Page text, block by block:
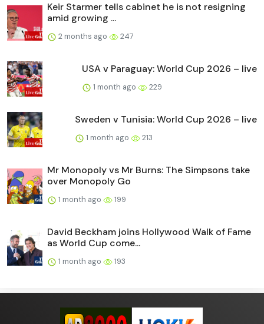
Keir Starmer tells cabinet he is not resigning
amid growing ...
2 months ago 247
USA v Paraguay: World Cup 2026 – live
1 month ago 229
Sweden v Tunisia: World Cup 2026 – live
1 month ago 213
Mr Monopoly vs Mr Burns: The Simpsons take
over Monopoly Go
1 month ago 199
David Beckham joins Hollywood Walk of Fame
as World Cup come...
1 month ago 193